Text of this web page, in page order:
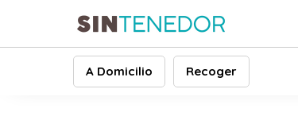
A Domicilio Recoger